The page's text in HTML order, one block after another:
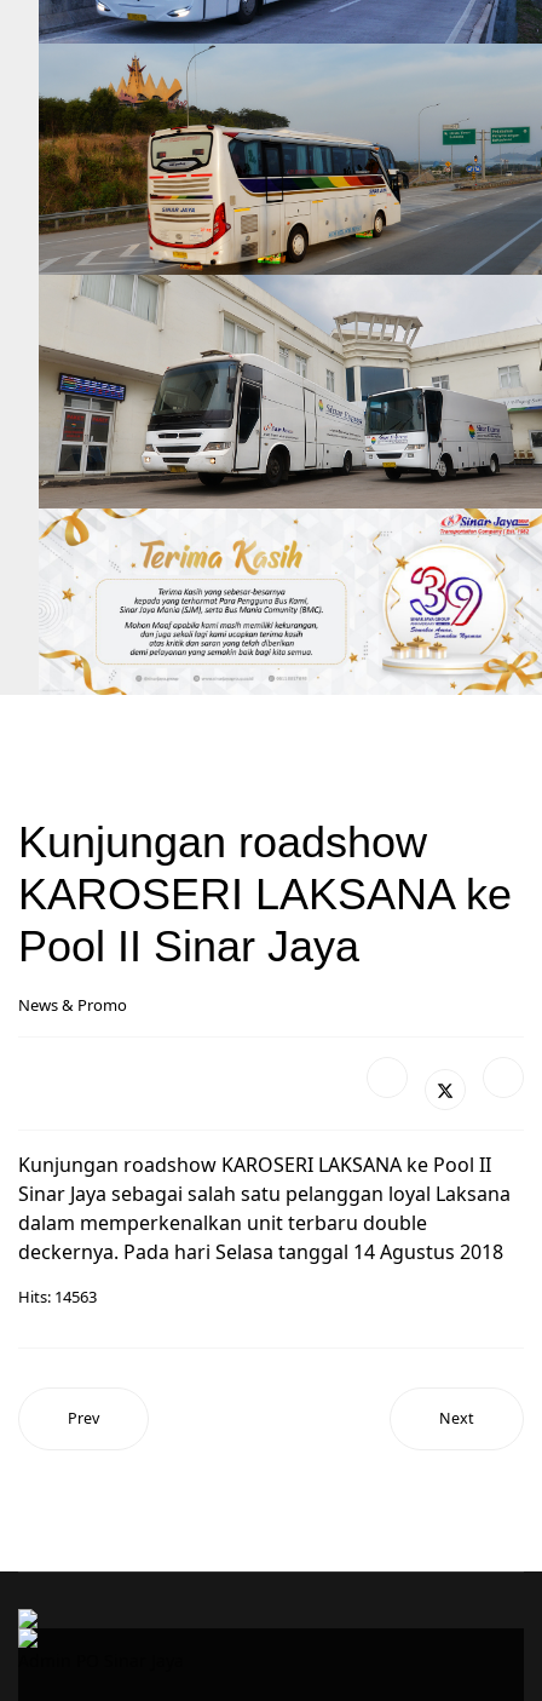
Kunjungan roadshow
KAROSERI LAKSANA ke
Pool II Sinar Jaya
News & Promo
Kunjungan roadshow KAROSERI LAKSANA ke Pool II
Sinar Jaya sebagai salah satu pelanggan loyal Laksana
dalam memperkenalkan unit terbaru double
deckernya. Pada hari Selasa tanggal 14 Agustus 2018
Hits: 14563
Prev Next